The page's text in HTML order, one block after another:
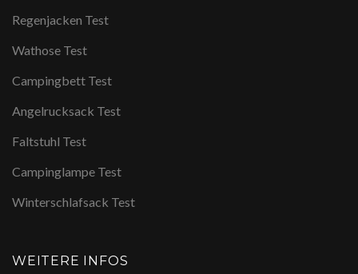
Regenjacken Test
Wathose Test
Campingbett Test
Angelrucksack Test
Faltstuhl Test
Campinglampe Test
Winterschlafsack Test
WEITERE INFOS